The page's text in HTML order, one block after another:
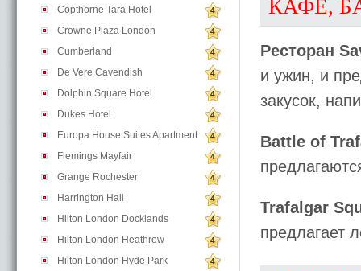
Copthorne Tara Hotel 4
Crowne Plaza London 4
Cumberland 4
De Vere Cavendish 4
Dolphin Square Hotel 4
Dukes Hotel 4
Europa House Suites Apartment 4
Flemings Mayfair 4
Grange Rochester 4
Harrington Hall 4
Hilton London Docklands 4
Hilton London Heathrow 4
Hilton London Hyde Park 4
КАФЕ,
Ресторан
и ужин, и
закусок,
Battle of
Trafalgar
предлагает